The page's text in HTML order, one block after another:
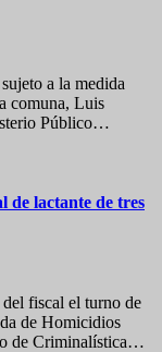
a la medida
comuna, Luis
Público…
lactante de tres
fiscal el turno de
de Homicidios
de Criminalística…